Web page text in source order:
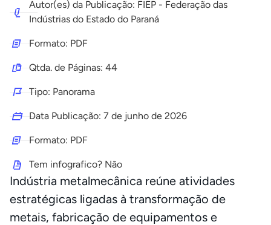
Autor(es) da Publicação: FIEP - Federação das
Indústrias do Estado do Paraná
Formato: PDF
Qtda. de Páginas: 44
Tipo: Panorama
Data Publicação: 7 de junho de 2026
Formato: PDF
Tem infografico? Não
Indústria metalmecânica reúne atividades
estratégicas ligadas à transformação de
metais, fabricação de equipamentos e